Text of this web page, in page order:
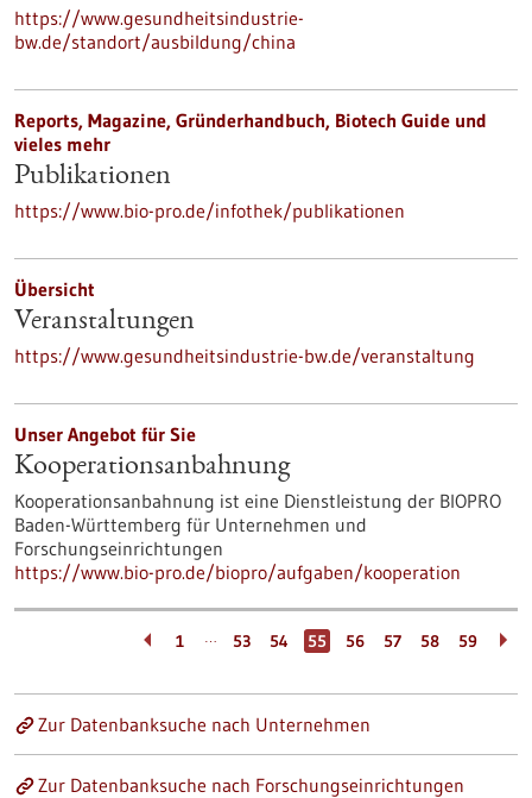
https://www.gesundheitsindustrie-
bw.de/standort/ausbildung/china
Reports, Magazine, Gründerhandbuch, Biotech Guide und
vieles mehr
Publikationen
https://www.bio-pro.de/infothek/publikationen
Übersicht
Veranstaltungen
https://www.gesundheitsindustrie-bw.de/veranstaltung
Unser Angebot für Sie
Kooperationsanbahnung
Kooperationsanbahnung ist eine Dienstleistung der BIOPRO
Baden-Württemberg für Unternehmen und
Forschungseinrichtungen
https://www.bio-pro.de/biopro/aufgaben/kooperation
1 … 53 54 55 56 57 58 59
Zur Datenbanksuche nach Unternehmen
Zur Datenbanksuche nach Forschungseinrichtungen